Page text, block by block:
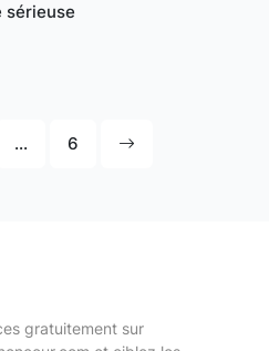
sérieuse
... 6
gratuitement sur